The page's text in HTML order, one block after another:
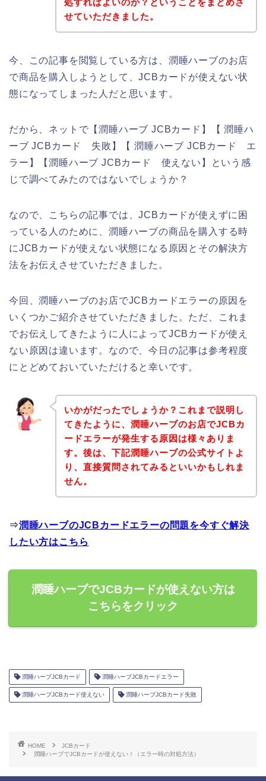
せていただきました。
今、この記事を閲覧している方は、潤睡ハーブのお店
で商品を購入しようとして、JCBカードが使えない状
態になってしまった人だと思います。
だから、ネットで【潤睡ハーブ JCBカード】【 潤睡ハ
ーブ JCBカード 失敗】【 潤睡ハーブ JCBカード エ
ラー】【潤睡ハーブ JCBカード 使えない】という感
じで調べてみたのではないでしょうか？
なので、こちらの記事では、JCBカードが使えずに困
っている人のために、潤睡ハーブの商品を購入する時
にJCBカードが使えない状態になる原因とその解決方
法をお伝えさせていただきました。
今回、潤睡ハーブのお店でJCBカードエラーの原因を
いくつかご紹介させていただきました。ただ、これま
でお伝えしてきたように人によってJCBカードが使え
ない原因は違います。なので、今日の記事は参考程度
にとどめておいていただけると幸いです。
いかがだったでしょうか？これまで説明し
てきたように、潤睡ハーブのお店でJCBカ
ードエラーが発生する原因は様々ありま
す。後は、下記潤睡ハーブの公式サイトよ
り、直接質問されてみるといいかもしれま
せん。
⇒潤睡ハーブのJCBカードエラーの問題を今すぐ解決
したい方はこちら
潤睡ハーブでJCBカードが使えない方は
こちらをクリック
潤睡ハーブJCBカード 潤睡ハーブJCBカードエラー
潤睡ハーブJCBカード使えない 潤睡ハーブJCBカード失敗
HOME
JCBカード
潤睡ハーブでJCBカードが使えない！（エラー時の対処方法）